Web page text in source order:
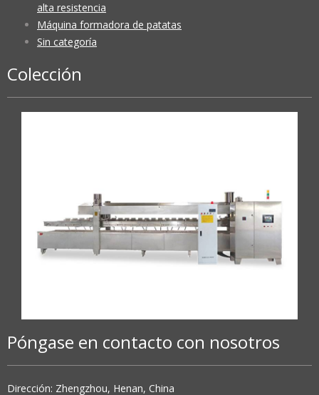
alta resistencia
Máquina formadora de patatas
Sin categoría
Colección
Póngase en contacto con nosotros
Dirección: Zhengzhou, Henan, China